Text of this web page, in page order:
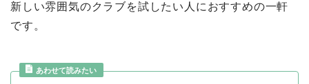
新しい雰囲気のクラブを試したい人におすすめの一軒
です。